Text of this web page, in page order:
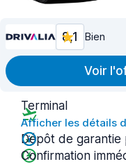
8,1 Bien
Voir
Terminal
Afficher les détails
Dépôt de garantie
Confirmation